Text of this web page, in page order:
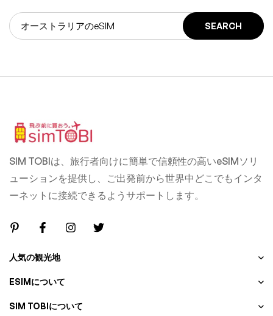
SEARCH
SIM TOBIは、旅行者向けに簡単で信頼性の高いeSIMソリ
ューションを提供し、ご出発前から世界中どこでもインタ
ーネットに接続できるようサポートします。
人気の観光地
ESIMについて
SIM TOBIについて